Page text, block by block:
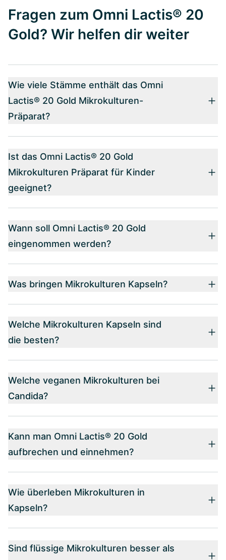
Fragen zum Omni Lactis® 20
Gold? Wir helfen dir weiter
Wie viele Stämme enthält das Omni
Lactis® 20 Gold Mikrokulturen-
Präparat?
Ist das Omni Lactis® 20 Gold
Mikrokulturen Präparat für Kinder
geeignet?
Wann soll Omni Lactis® 20 Gold
eingenommen werden?
Was bringen Mikrokulturen Kapseln?
Welche Mikrokulturen Kapseln sind
die besten?
Welche veganen Mikrokulturen bei
Candida?
Kann man Omni Lactis® 20 Gold
aufbrechen und einnehmen?
Wie überleben Mikrokulturen in
Kapseln?
Sind flüssige Mikrokulturen besser als